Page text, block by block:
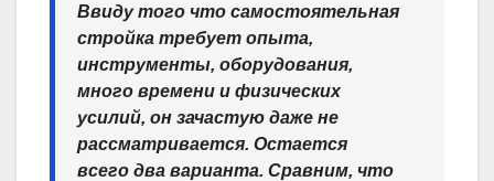
Ввиду того что самостоятельная
стройка требует опыта,
инструменты, оборудования,
много времени и физических
усилий, он зачастую даже не
рассматривается. Остается
всего два варианта. Сравним, что